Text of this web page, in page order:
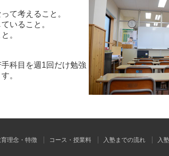
て考えること。
いること。
。
科目を週1回だけ勉強
。
理念・特徴 コース・授業料 入塾までの流れ 入